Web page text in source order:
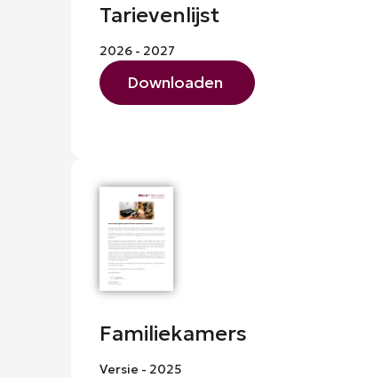
Tarievenlijst
2026 - 2027
Downloaden
Familiekamers
Versie - 2025